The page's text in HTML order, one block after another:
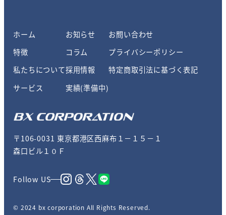
〒106-0031 東京都港区西麻布１－１５－１
森口ビル１０Ｆ
Follow US
© 2024 bx corporation All Rights Reserved.
ホーム
特徴
私たちについて
サービス
お知らせ
コラム
採用情報
実績(準備中)
お問い合わせ
プライバシーポリシー
特定商取引法に基づく表記